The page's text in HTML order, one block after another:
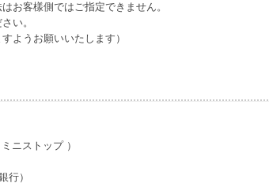
お客樣側ではご指定できません。
い。
ようお願いいたします）
ニストップ ）
行）